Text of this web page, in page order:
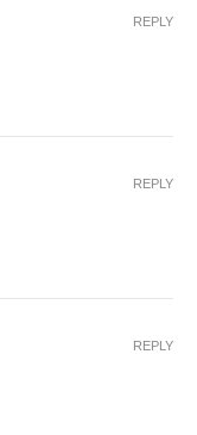
REPLY
REPLY
REPLY